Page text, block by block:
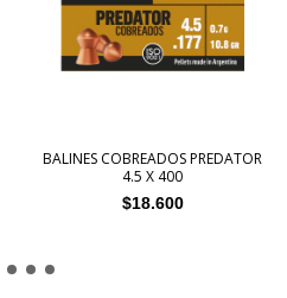
BALINES COBREADOS PREDATOR
4.5 X 400
$18.600